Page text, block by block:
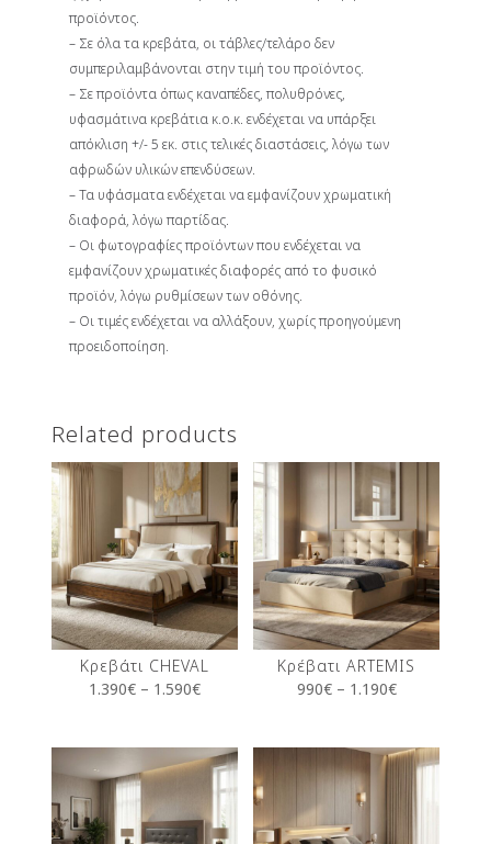
προϊόντος.
– Σε όλα τα κρεβάτα, οι τάβλες/τελάρο δεν
συμπεριλαμβάνονται στην τιμή του προϊόντος.
– Σε προϊόντα όπως καναπέδες, πολυθρόνες,
υφασμάτινα κρεβάτια κ.ο.κ. ενδέχεται να υπάρξει
απόκλιση +/- 5 εκ. στις τελικές διαστάσεις, λόγω των
αφρωδών υλικών επενδύσεων.
– Τα υφάσματα ενδέχεται να εμφανίζουν χρωματική
διαφορά, λόγω παρτίδας.
– Οι φωτογραφίες προϊόντων που ενδέχεται να
εμφανίζουν χρωματικές διαφορές από το φυσικό
προϊόν, λόγω ρυθμίσεων των οθόνης.
– Οι τιμές ενδέχεται να αλλάξουν, χωρίς προηγούμενη
προειδοποίηση.
Related products
Κρεβάτι CHEVAL
1.390€– 1.590€
Κρέβατι ARTEMIS
990€– 1.190€